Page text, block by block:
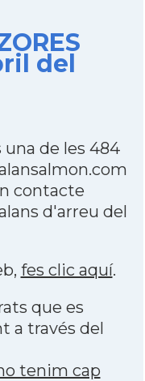
del
una de les 484
contacte
d'arreu del
fes clic aquí.
que es
a través del
tenim cap